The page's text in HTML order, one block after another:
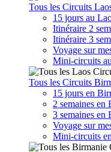
Tous les Circuits
15 jours au
Itinéraire 2
Itinéraire 3
Voyage sur
Mini-circuits
Tous les Circuits
15 jours en
2 semaines en
3 semaines en
Voyage sur
Mini-circuits